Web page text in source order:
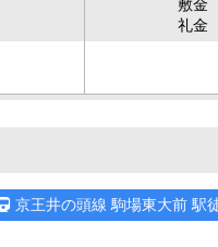
敷金
礼金
京王井の頭線 駒場東大前 駅